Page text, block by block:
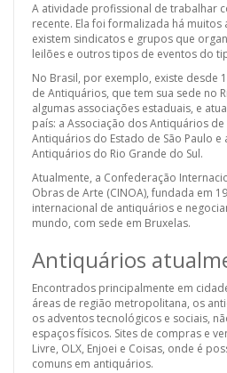
A atividade profissional de trabalhar
recente. Ela foi formalizada há
existem sindicatos e grupos que
leilões e outros tipos de eventos do
No Brasil, por exemplo, existe desde
de Antiquários, que tem sua sede no
algumas associações estaduais, e
país: a Associação dos Antiquários
Antiquários do Estado de São Paulo e
Antiquários do Rio Grande do Sul.
Atualmente, a Confederação
Obras de Arte (CINOA), fundada em
internacional de antiquários e
mundo, com sede em Bruxelas.
Antiquários
Encontrados principalmente em
áreas de região metropolitana, os
os adventos tecnológicos e sociais,
espaços físicos. Sites de compras e
Livre, OLX, Enjoei e Coisas, onde é
comuns em antiquários.